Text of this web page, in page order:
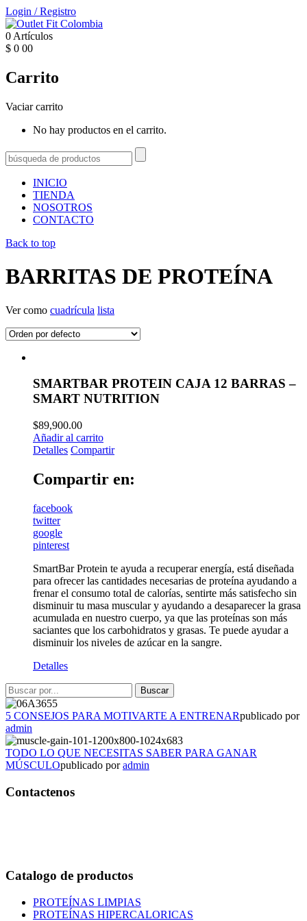
Login /Registro
0 Artículos
$ 0 00
Carrito
Vaciar carrito
No hay productos en el carrito.
INICIO
TIENDA
NOSOTROS
CONTACTO
Back to top
BARRITAS DE PROTEÍNA
Ver como cuadrícula lista
SMARTBAR PROTEIN CAJA 12 BARRAS –
SMART NUTRITION
$89,900.00
Añadir al carrito
Detalles Compartir
Compartir en:
facebook
twitter
google
pinterest
SmartBar Protein te ayuda a recuperar energía, está diseñada
para ofrecer las cantidades necesarias de proteína ayudando a
frenar el consumo total de calorías, sentirte más satisfecho sin
disminuir tu masa muscular y ayudando a desaparecer la grasa
acumulada en nuestro cuerpo, ya que las proteínas son más
saciantes que los carbohidratos y grasas. Te puede ayudar a
disminuir los niveles de azúcar en la sangre.
Detalles
5 CONSEJOS PARA MOTIVARTE A ENTRENARpublicado por
admin
TODO LO QUE NECESITAS SABER PARA GANAR
MÚSCULOpublicado poradmin
Contactenos
Catalogo de productos
PROTEÍNAS LIMPIAS
PROTEÍNAS HIPERCALORICAS